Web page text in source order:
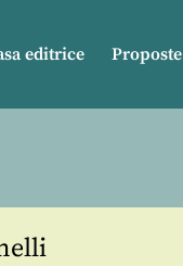
editrice Proposte